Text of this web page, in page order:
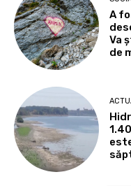
A
Va
de